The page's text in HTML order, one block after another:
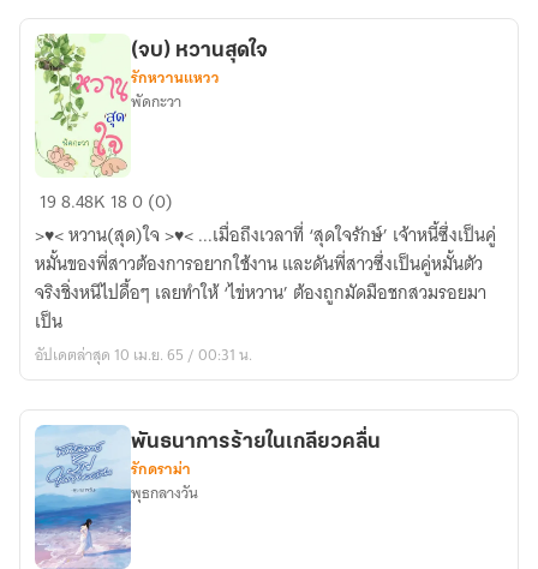
ของ
ผม
ครับ
(จบ)
สุดใจ
(จบ) หวานสุดใจ
รักหวานแหวว
พัดกะวา
198.48K 180 (0)
>♥< หวาน(สุด)ใจ >♥< ...เมื่อถึงเวลาที่ ‘สุดใจรักษ์’ เจ้าหนี้ซึ่งเป็นคู่
หมั้นของพี่สาวต้องการอยากใช้งาน และดันพี่สาวซึ่งเป็นคู่หมั้นตัว
จริงชิ่งหนีไปดื้อๆ เลยทำให้ ‘ไข่หวาน’ ต้องถูกมัดมือชกสวมรอยมา
เป็น
อัปเดตล่าสุด 10 เม.ย. 65 / 00:31 น.
พันธนาการร้ายในเกลียวคลื่น
รักดราม่า
พุธกลางวัน